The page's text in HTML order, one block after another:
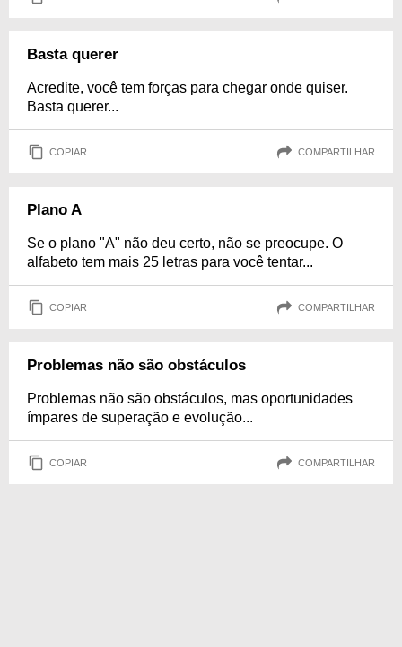
Basta querer
Acredite, você tem forças para chegar onde quiser.
Basta querer...
COPIAR COMPARTILHAR
Plano A
Se o plano "A" não deu certo, não se preocupe. O
alfabeto tem mais 25 letras para você tentar...
COPIAR COMPARTILHAR
Problemas não são obstáculos
Problemas não são obstáculos, mas oportunidades
ímpares de superação e evolução...
COPIAR COMPARTILHAR